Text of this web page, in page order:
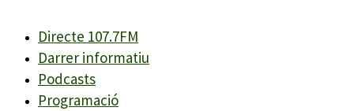
Directe 107.7FM
Darrer informatiu
Podcasts
Programació